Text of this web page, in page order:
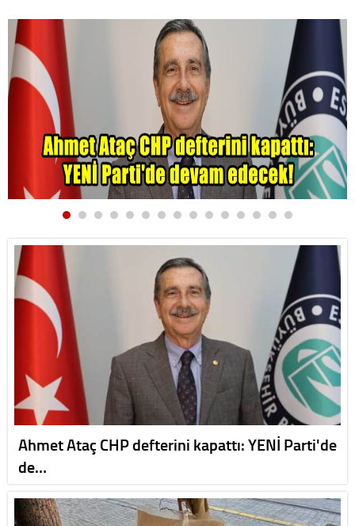
Ahmet Ataç CHP defterini kapattı: YENİ Parti'de
de…